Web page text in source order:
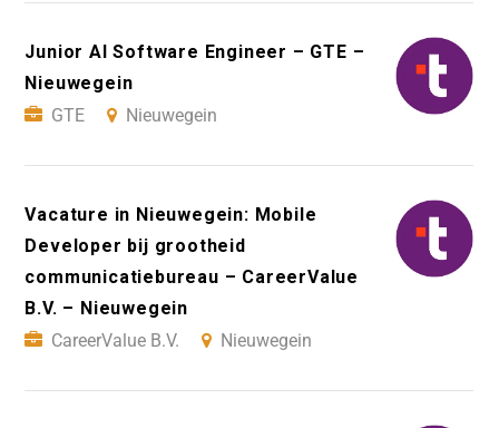
Junior AI Software Engineer – GTE –
Nieuwegein
GTE
Nieuwegein
Vacature in Nieuwegein: Mobile
Developer bij grootheid
communicatiebureau – CareerValue
B.V. – Nieuwegein
CareerValue B.V.
Nieuwegein